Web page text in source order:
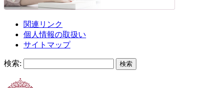
関連リンク
個人情報の取扱い
サイトマップ
検索: